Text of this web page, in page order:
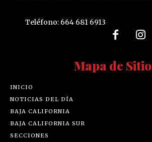
Teléfono: 664 681 6913
Mapa de Sitio
INICIO
NOTICIAS DEL DÍA
BAJA CALIFORNIA
BAJA CALIFORNIA SUR
SECCIONES